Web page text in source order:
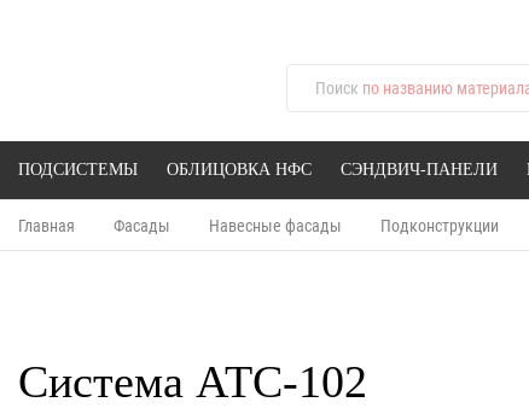
Поиск по названию
ПОДСИСТЕМЫ ОБЛИЦОВКА НФС СЭНДВИЧ-ПАНЕЛИ
Главная Фасады Навесные фасады Подконструкции
Система АТС-102